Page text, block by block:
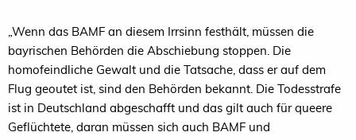
„Wenn das BAMF an diesem Irrsinn festhält, müssen die
bayrischen Behörden die Abschiebung stoppen. Die
homofeindliche Gewalt und die Tatsache, dass er auf dem
Flug geoutet ist, sind den Behörden bekannt. Die Todesstrafe
ist in Deutschland abgeschafft und das gilt auch für queere
Geflüchtete, daran müssen sich auch BAMF und